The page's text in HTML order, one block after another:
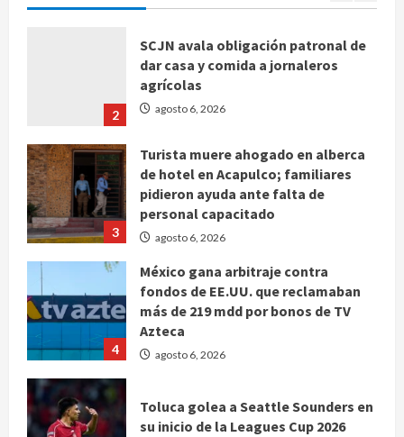
2
SCJN avala obligación patronal de
dar casa y comida a jornaleros
agrícolas
agosto 6, 2026
3
Turista muere ahogado en alberca
de hotel en Acapulco; familiares
pidieron ayuda ante falta de
personal capacitado
agosto 6, 2026
4
México gana arbitraje contra
fondos de EE.UU. que reclamaban
más de 219 mdd por bonos de TV
Azteca
agosto 6, 2026
Toluca golea a Seattle Sounders en
su inicio de la Leagues Cup 2026